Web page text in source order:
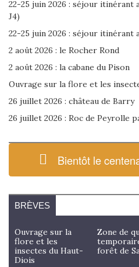
22-25 juin 2026 : séjour itinérant
J4)
22-25 juin 2026 : séjour itinérant
2 août 2026 : le Rocher Rond
2 août 2026 : la cabane du Pison
Ouvrage sur la flore et les
26 juillet 2026 : château de Barry
26 juillet 2026 : Roc de Peyrolle
Bientôt le
BRÈVES
Ouvrage sur la
flore et les
insectes du Haut-
Diois
Zone de
forêt de